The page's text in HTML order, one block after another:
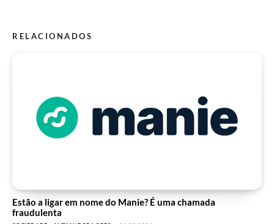
RELACIONADOS
Estão a ligar em nome do Manie? É uma chamada
fraudulenta